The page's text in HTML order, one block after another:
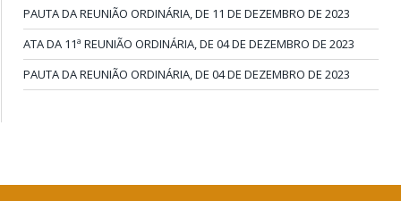
PAUTA DA REUNIÃO ORDINÁRIA, DE 11 DE DEZEMBRO DE 2023
ATA DA 11ª REUNIÃO ORDINÁRIA, DE 04 DE DEZEMBRO DE 2023
PAUTA DA REUNIÃO ORDINÁRIA, DE 04 DE DEZEMBRO DE 2023